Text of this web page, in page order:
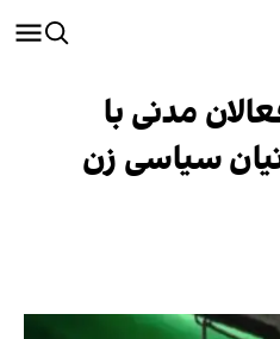
مدنی با
سیاسی زن